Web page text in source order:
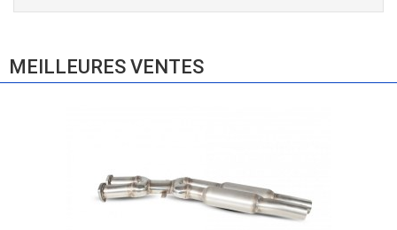
E83 (2004-2010)
MEILLEURES VENTES